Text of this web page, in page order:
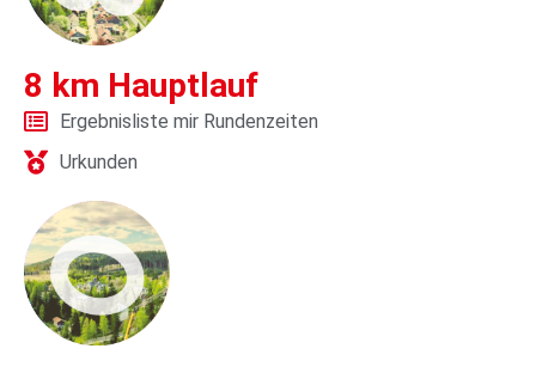
8 km Hauptlauf
Ergebnisliste mir Rundenzeiten
Urkunden